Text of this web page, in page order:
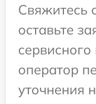
Свяжитесь
оставьте
оператор
уточнения